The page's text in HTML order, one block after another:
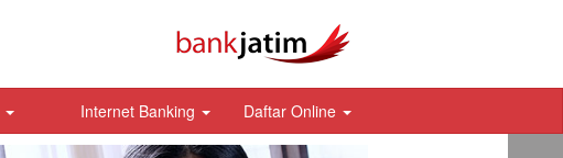
Internet Banking Daftar Online